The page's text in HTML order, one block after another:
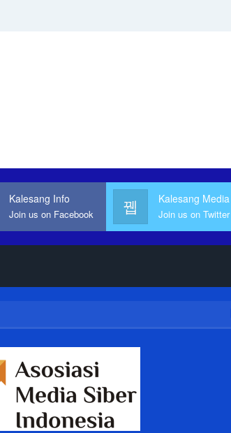
Kalesang Info
Join us on Facebook
Kalesang Media
Join us on Twitter